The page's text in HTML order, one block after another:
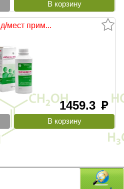
мест прим...
1459.3 руб